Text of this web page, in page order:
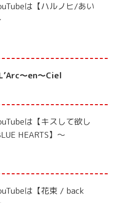
は【ハルノヒ/あい
〜en〜Ciel
は【キスして欲し
HEARTS】〜
は【花束 / back